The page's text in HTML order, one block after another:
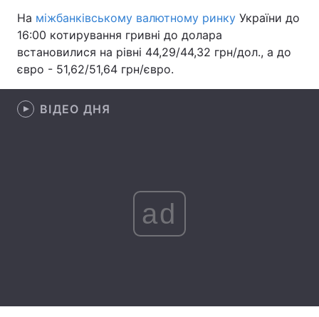
Цікавинки Погода
Екологія Регіони
Лонгріди
Вакансії
На міжбанківському валютному ринку України до
16:00 котирування гривні до долара
встановилися на рівні 44,29/44,32 грн/дол., а до
євро - 51,62/51,64 грн/євро.
ВІДЕО ДНЯ
ad